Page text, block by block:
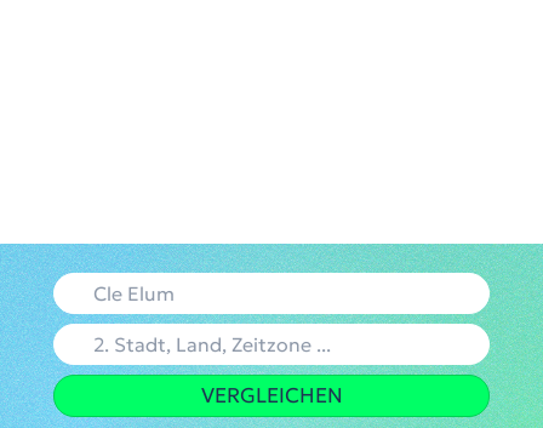
VERGLEICHEN